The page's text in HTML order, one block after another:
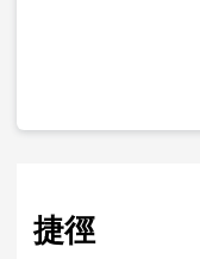
捷徑